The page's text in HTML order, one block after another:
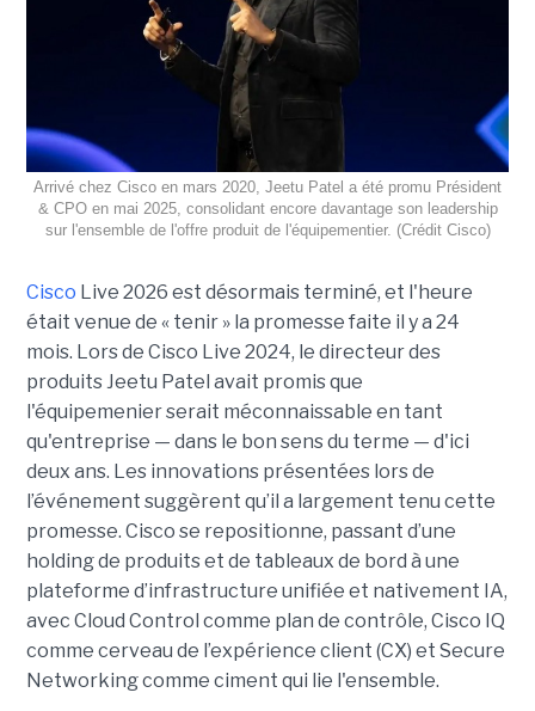
Arrivé chez Cisco en mars 2020, Jeetu Patel a été promu Président
& CPO en mai 2025, consolidant encore davantage son leadership
sur l'ensemble de l'offre produit de l'équipementier. (Crédit Cisco)
Cisco Live 2026 est désormais terminé, et l'heure
était venue de « tenir » la promesse faite il y a 24
mois. Lors de Cisco Live 2024, le directeur des
produits Jeetu Patel avait promis que
l'équipemenier serait méconnaissable en tant
qu'entreprise — dans le bon sens du terme — d'ici
deux ans. Les innovations présentées lors de
l’événement suggèrent qu’il a largement tenu cette
promesse. Cisco se repositionne, passant d’une
holding de produits et de tableaux de bord à une
plateforme d’infrastructure unifiée et nativement IA,
avec Cloud Control comme plan de contrôle, Cisco IQ
comme cerveau de l’expérience client (CX) et Secure
Networking comme ciment qui lie l'ensemble.